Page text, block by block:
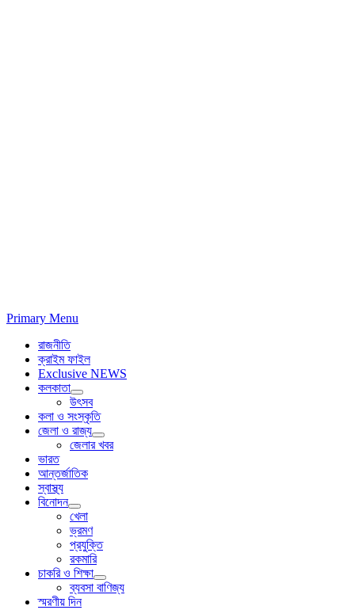
Primary Menu
রাজনীতি
ক্রাইম ফাইল
Exclusive NEWS
কলকাতা
উৎসব
কলা ও সংস্কৃতি
জেলা ও রাজ্য
জেলার খবর
ভারত
আন্তর্জাতিক
স্বাস্থ্য
বিনোদন
খেলা
ভ্রমণ
প্রযুক্তি
রকমারি
চাকরি ও শিক্ষা
ব্যবসা বাণিজ্য
স্মরণীয় দিন